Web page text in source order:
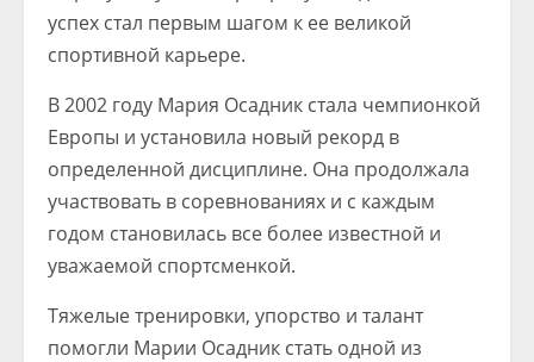
успех стал первым шагом к ее великой
спортивной карьере.
В 2002 году Мария Осадник стала чемпионкой
Европы и установила новый рекорд в
определенной дисциплине. Она продолжала
участвовать в соревнованиях и с каждым
годом становилась все более известной и
уважаемой спортсменкой.
Тяжелые тренировки, упорство и талант
помогли Марии Осадник стать одной из